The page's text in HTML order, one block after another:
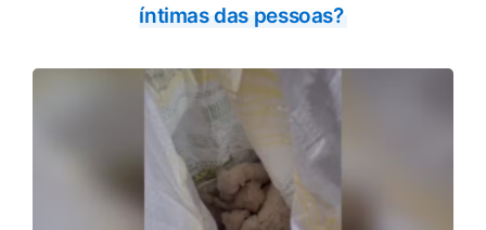
íntimas das pessoas?